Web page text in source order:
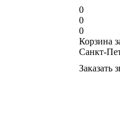
0
0
0
Корзина
Санкт-
Заказать